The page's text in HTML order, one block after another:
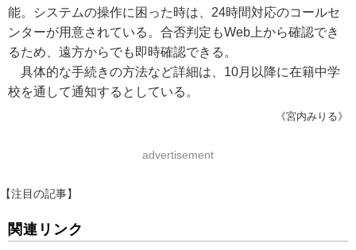
能。システムの操作に困った時は、24時間対応のコールセ
ンターが用意されている。合否判定もWeb上から確認でき
るため、遠方からでも即時確認できる。
具体的な手続きの方法など詳細は、10月以降に在籍中学
校を通して通知するとしている。
《宮内みりる》
advertisement
【注目の記事】
関連リンク